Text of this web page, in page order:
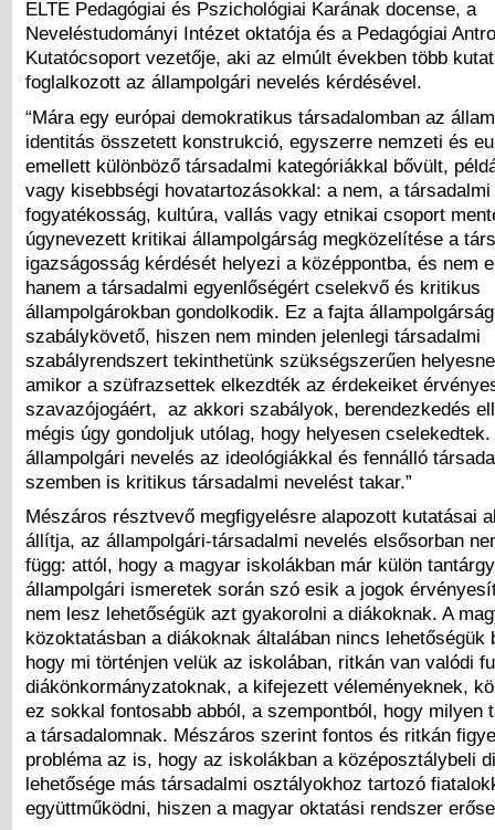
ELTE Pedagógiai és Pszichológiai Karának docense, a
Neveléstudományi Intézet oktatója és a Pedagógiai
Kutatócsoport vezetője, aki az elmúlt években több
foglalkozott az állampolgári nevelés kérdésével.
“Mára egy európai demokratikus társadalomban az
identitás összetett konstrukció, egyszerre nemzeti és
emellett különböző társadalmi kategóriákkal bővült,
vagy kisebbségi hovatartozásokkal: a nem, a
fogyatékosság, kultúra, vallás vagy etnikai csoport
úgynevezett kritikai állampolgárság megközelítése a
igazságosság kérdését helyezi a középpontba, és nem
hanem a társadalmi egyenlőségért cselekvő és kritikus
állampolgárokban gondolkodik. Ez a fajta
szabálykövető, hiszen nem minden jelenlegi társadalmi
szabályrendszert tekinthetünk szükségszerűen
amikor a szüfrazsettek elkezdték az érdekeiket
szavazójogáért, az akkori szabályok, berendezkedés
mégis úgy gondoljuk utólag, hogy helyesen
állampolgári nevelés az ideológiákkal és fennálló
szemben is kritikus társadalmi nevelést takar.”
Mészáros résztvevő megfigyelésre alapozott kutatásai
állítja, az állampolgári-társadalmi nevelés elsősorban
függ: attól, hogy a magyar iskolákban már külön
állampolgári ismeretek során szó esik a jogok
nem lesz lehetőségük azt gyakorolni a diákoknak. A
közoktatásban a diákoknak általában nincs lehetőségük
hogy mi történjen velük az iskolában, ritkán van valódi
diákönkormányzatoknak, a kifejezett véleményeknek,
ez sokkal fontosabb abból, a szempontból, hogy milyen
a társadalomnak. Mészáros szerint fontos és ritkán
probléma az is, hogy az iskolákban a középosztálybeli
lehetősége más társadalmi osztályokhoz tartozó
együttműködni, hiszen a magyar oktatási rendszer